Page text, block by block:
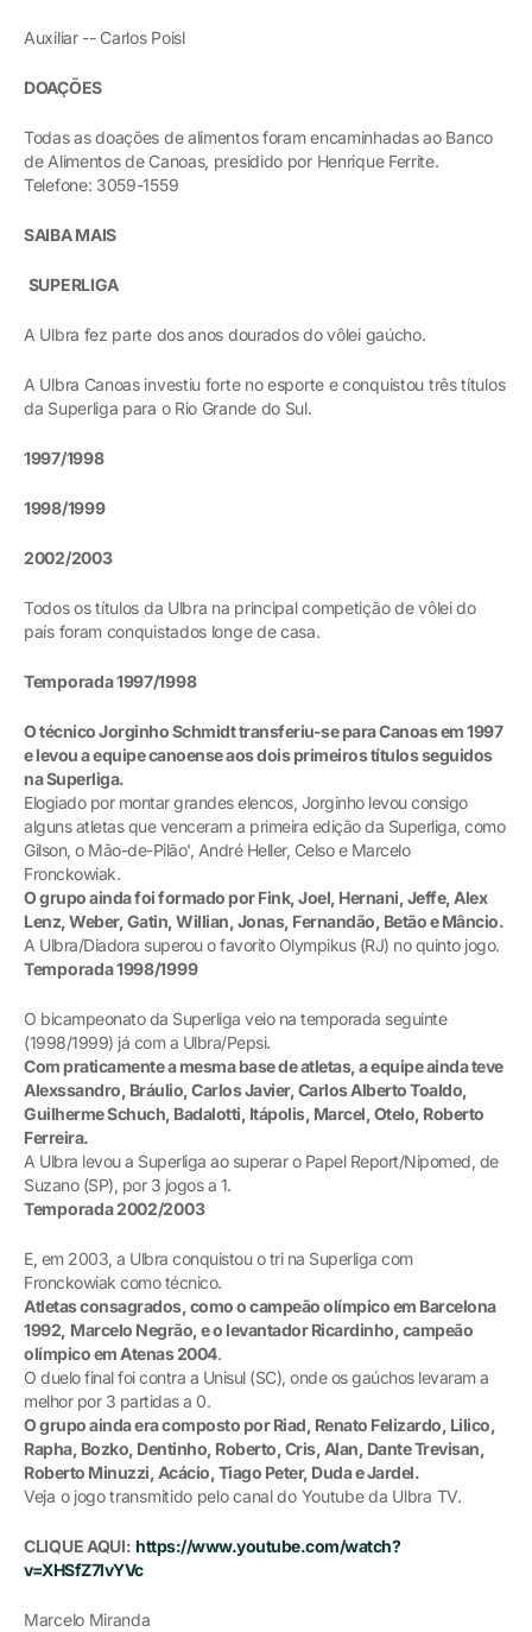
Auxiliar -- Carlos Poisl
DOAÇÕES
Todas as doações de alimentos foram encaminhadas ao Banco
de Alimentos de Canoas, presidido por Henrique Ferrite.
Telefone: 3059-1559
SAIBA MAIS
SUPERLIGA
A Ulbra fez parte dos anos dourados do vôlei gaúcho.
A Ulbra Canoas investiu forte no esporte e conquistou três títulos
da Superliga para o Rio Grande do Sul.
1997/1998
1998/1999
2002/2003
Todos os títulos da Ulbra na principal competição de vôlei do
país foram conquistados longe de casa.
Temporada 1997/1998
O técnico Jorginho Schmidt transferiu-se para Canoas em 1997
e levou a equipe canoense aos dois primeiros títulos seguidos
na Superliga.
Elogiado por montar grandes elencos, Jorginho levou consigo
alguns atletas que venceram a primeira edição da Superliga, como
Gilson, o Mão-de-Pilão', André Heller, Celso e Marcelo
Fronckowiak.
O grupo ainda foi formado por Fink, Joel, Hernani, Jeffe, Alex
Lenz, Weber, Gatin, Willian, Jonas, Fernandão, Betão e Mâncio.
A Ulbra/Diadora superou o favorito Olympikus (RJ) no quinto jogo.
Temporada 1998/1999
O bicampeonato da Superliga veio na temporada seguinte
(1998/1999) já com a Ulbra/Pepsi.
Com praticamente a mesma base de atletas, a equipe ainda teve
Alexssandro, Bráulio, Carlos Javier, Carlos Alberto Toaldo,
Guilherme Schuch, Badalotti, Itápolis, Marcel, Otelo, Roberto
Ferreira.
A Ulbra levou a Superliga ao superar o Papel Report/Nipomed, de
Suzano (SP), por 3 jogos a 1.
Temporada 2002/2003
E, em 2003, a Ulbra conquistou o tri na Superliga com
Fronckowiak como técnico.
Atletas consagrados, como o campeão olímpico em Barcelona
1992, Marcelo Negrão, e o levantador Ricardinho, campeão
olímpico em Atenas 2004.
O duelo final foi contra a Unisul (SC), onde os gaúchos levaram a
melhor por 3 partidas a 0.
O grupo ainda era composto por Riad, Renato Felizardo, Lilico,
Rapha, Bozko, Dentinho, Roberto, Cris, Alan, Dante Trevisan,
Roberto Minuzzi, Acácio, Tiago Peter, Duda e Jardel.
Veja o jogo transmitido pelo canal do Youtube da Ulbra TV.
CLIQUE AQUI: https://www.youtube.com/watch?
v=XHSfZ7lvYVc
Marcelo Miranda